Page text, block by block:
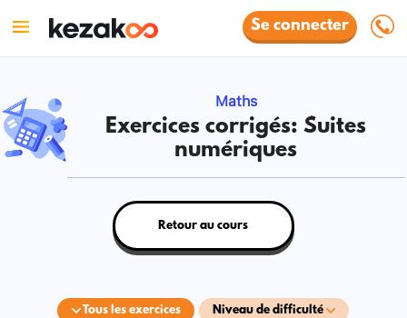
Se connecter
Maths
Exercices corrigés: Suites
numériques
Tous les exercices Niveau de difficulté
Retour au cours